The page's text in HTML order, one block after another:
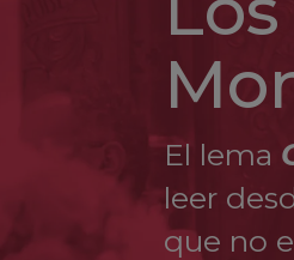
El lema
leer
que no